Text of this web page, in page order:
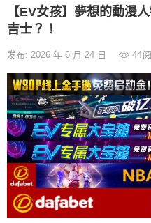
【EV女孩】夢想的動漫
吉士？！
发布: 2026 年 6 月 24 日 44